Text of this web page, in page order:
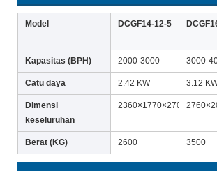
Model DCGF14-12-5
Kapasitas (BPH) 2000-3000 3000-
Catu daya 2.42 KW 3.12
Dimensi
keseluruhan
2360×1770×2700
Berat (KG) 2600 3500